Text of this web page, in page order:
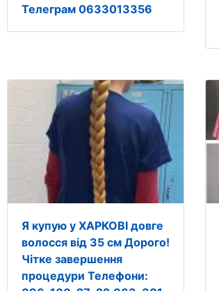
Телеграм 0633013356
Я купую у ХАРКОВІ довге
волосся від 35 см Дорого!
Чітке завершення
процедури Телефони: